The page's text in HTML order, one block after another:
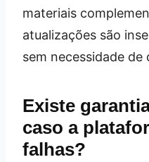
materiais
atualizações são
sem necessidade
Existe
caso a
falhas?